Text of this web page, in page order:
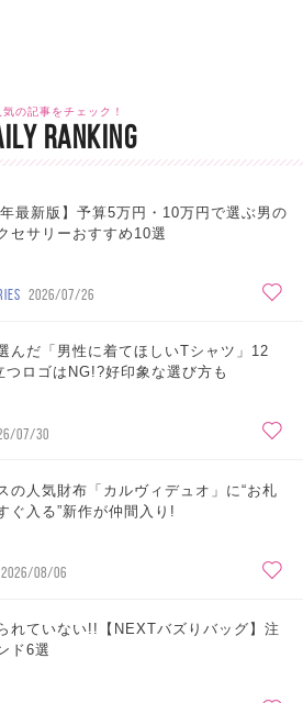
気の記事をチェック！
RANKING
年最新版】予算5万円・10万円で選ぶ男の
セサリーおすすめ10選
2026/07/26
んだ「男性に着てほしいTシャツ」12
つロゴはNG!?好印象な選び方も
07/30
の人気財布「カルヴィデュオ」に“お札
ぐ入る”新作が仲間入り!
2026/08/06
れていない!!【NEXTバズりバッグ】注
ド6選